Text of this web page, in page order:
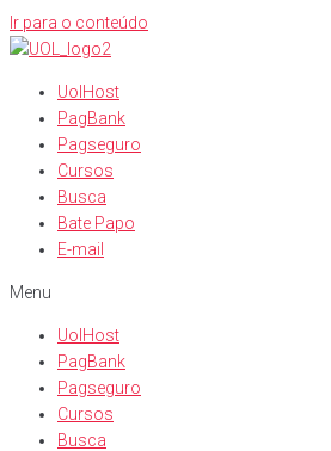
Ir para o conteúdo
UolHost
PagBank
Pagseguro
Cursos
Busca
Bate Papo
E-mail
Menu
UolHost
PagBank
Pagseguro
Cursos
Busca